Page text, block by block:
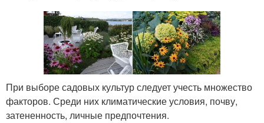
При выборе садовых культур следует учесть множество
факторов. Среди них климатические условия, почву,
затененность, личные предпочтения.